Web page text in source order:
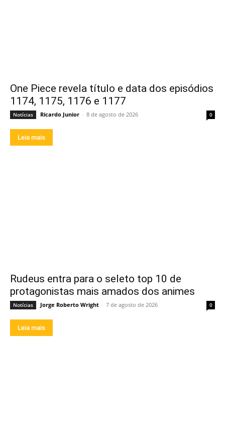
One Piece revela título e data dos episódios
1174, 1175, 1176 e 1177
Notícias Ricardo Junior - 8 de agosto de 2026 0
Leia mais
Rudeus entra para o seleto top 10 de
protagonistas mais amados dos animes
Notícias Jorge Roberto Wright - 7 de agosto de 2026 0
Leia mais